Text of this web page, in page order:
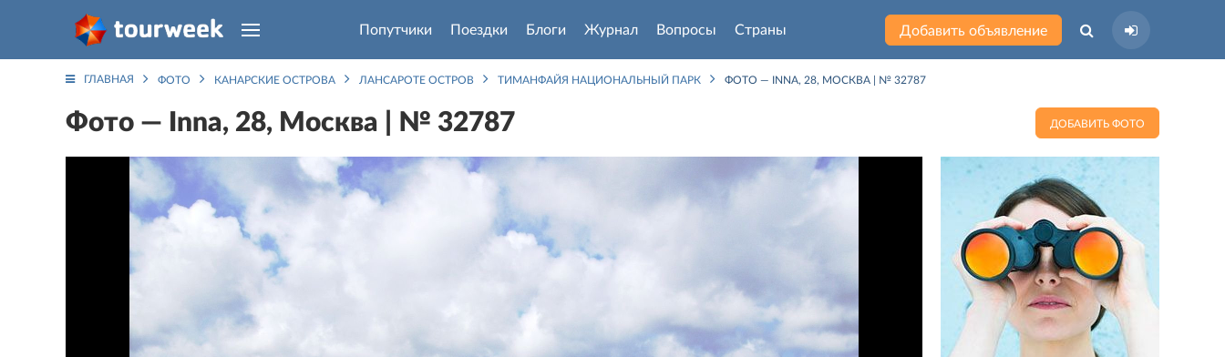
Попутчики Поездки Блоги Журнал Вопросы Страны Добавить объявление
ГЛАВНАЯ ФОТО КАНАРСКИЕ ОСТРОВА ЛАНСАРОТЕ ОСТРОВ ТИМАНФАЙЯ НАЦИОНАЛЬНЫЙ ПАРК ФОТО — INNA, 28, МОСКВА | № 32787
Фото — Inna, 28, Москва | № 32787 ДОБАВИТЬ ФОТО